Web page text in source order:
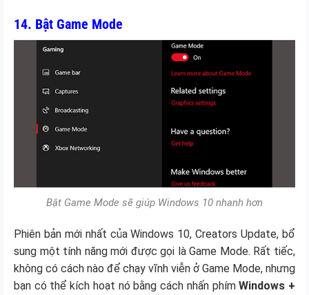
14. Bật Game Mode
Bật Game Mode sẽ giúp Windows 10 nhanh hơn
Phiên bản mới nhất của Windows 10, Creators Update, bổ
sung một tính năng mới được gọi là Game Mode. Rất tiếc,
không có cách nào để chạy vĩnh viễn ở Game Mode, nhưng
bạn có thể kích hoạt nó bằng cách nhấn phímWindows +